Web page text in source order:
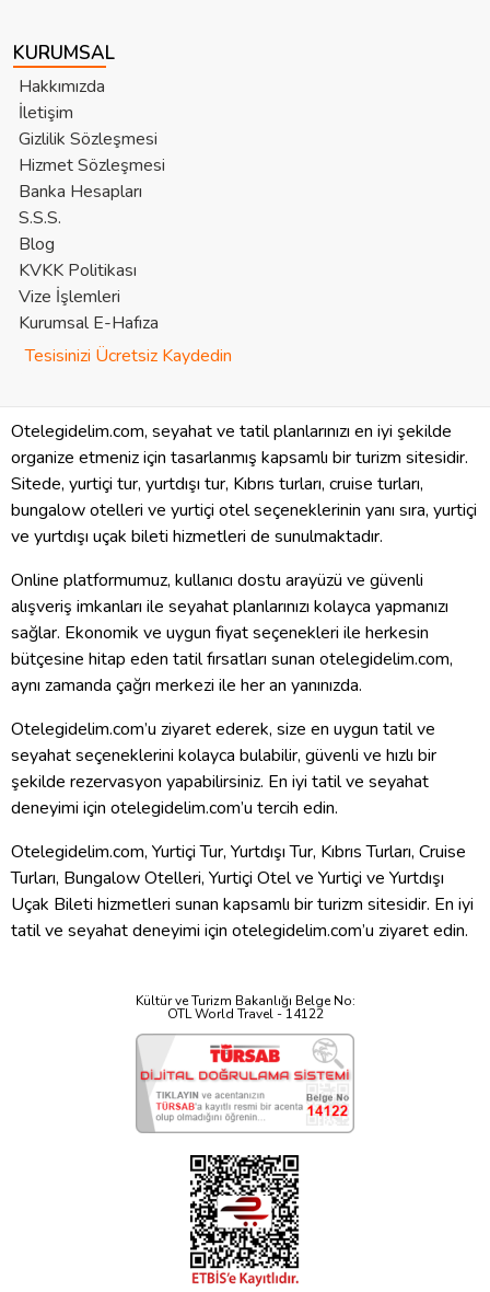
KURUMSAL
Hakkımızda
İletişim
Gizlilik Sözleşmesi
Hizmet Sözleşmesi
Banka Hesapları
S.S.S.
Blog
KVKK Politikası
Vize İşlemleri
Kurumsal E-Hafıza
Tesisinizi Ücretsiz Kaydedin
Otelegidelim.com, seyahat ve tatil planlarınızı en iyi şekilde
organize etmeniz için tasarlanmış kapsamlı bir turizm sitesidir.
Sitede, yurtiçi tur, yurtdışı tur, Kıbrıs turları, cruise turları,
bungalow otelleri ve yurtiçi otel seçeneklerinin yanı sıra, yurtiçi
ve yurtdışı uçak bileti hizmetleri de sunulmaktadır.
Online platformumuz, kullanıcı dostu arayüzü ve güvenli
alışveriş imkanları ile seyahat planlarınızı kolayca yapmanızı
sağlar. Ekonomik ve uygun fiyat seçenekleri ile herkesin
bütçesine hitap eden tatil fırsatları sunan otelegidelim.com,
aynı zamanda çağrı merkezi ile her an yanınızda.
Otelegidelim.com’u ziyaret ederek, size en uygun tatil ve
seyahat seçeneklerini kolayca bulabilir, güvenli ve hızlı bir
şekilde rezervasyon yapabilirsiniz. En iyi tatil ve seyahat
deneyimi için otelegidelim.com’u tercih edin.
Otelegidelim.com, Yurtiçi Tur, Yurtdışı Tur, Kıbrıs Turları, Cruise
Turları, Bungalow Otelleri, Yurtiçi Otel ve Yurtiçi ve Yurtdışı
Uçak Bileti hizmetleri sunan kapsamlı bir turizm sitesidir. En iyi
tatil ve seyahat deneyimi için otelegidelim.com’u ziyaret edin.
Kültür ve Turizm Bakanlığı Belge No:
OTL World Travel - 14122